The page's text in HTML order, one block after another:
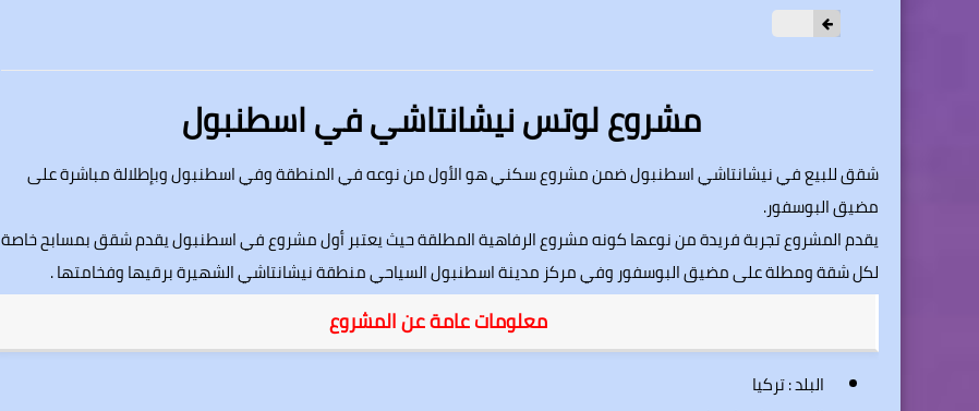
مشروع لوتس نيشانتاشي في اسطنبول
شقق للبيع فينيشانتاشياسطنبول ضمن مشروع سكني هو الأول من نوعه في المنطقة وفي اسطنبول وبإطلالة مباشرة على
مضيقالبوسفور.
يقدم المشروع تجربة فريدة من نوعها كونه مشروع الرفاهية المطلقة حيث يعتبر أول مشروع في اسطنبول يقدم شقق بمسابح خاصة
لكل شقة ومطلة على مضيق البوسفور وفي مركز مدينة اسطنبول السياحي منطقة نيشانتاشي الشهيرة برقيها وفخامتها .
معلومات عامة عن المشروع
البلد : تركيا